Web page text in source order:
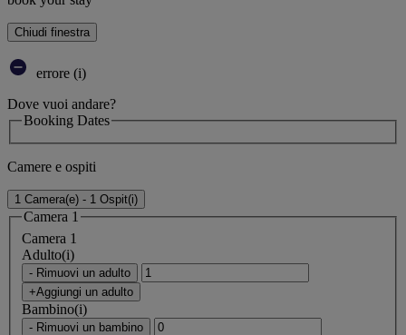
Chiudi finestra
errore (i)
Dove vuoi andare?
Booking Dates
Camere e ospiti
1 Camera(e) - 1 Ospit(i)
Camera 1
Camera 1
Adulto(i)
- Rimuovi un adulto
+Aggiungi un adulto
Bambino(i)
- Rimuovi un bambino